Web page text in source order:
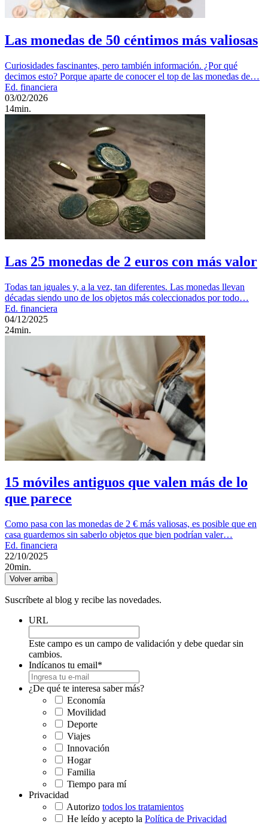
Las monedas de 50 céntimos más valiosas
Curiosidades fascinantes, pero también información. ¿Por qué
decimos esto? Porque aparte de conocer el top de las monedas de…
Ed. financiera
03/02/2026
14min.
Las 25 monedas de 2 euros con más valor
Todas tan iguales y, a la vez, tan diferentes. Las monedas llevan
décadas siendo uno de los objetos más coleccionados por todo…
Ed. financiera
04/12/2025
24min.
15 móviles antiguos que valen más de lo
que parece
Como pasa con las monedas de 2 € más valiosas, es posible que en
casa guardemos sin saberlo objetos que bien podrían valer…
Ed. financiera
22/10/2025
20min.
Volver arriba
Suscríbete al blog y recibe las novedades.
URL
Este campo es un campo de validación y debe quedar sin
cambios.
Indícanos tu email*
¿De qué te interesa saber más?
Economía
Movilidad
Deporte
Viajes
Innovación
Hogar
Familia
Tiempo para mí
Privacidad
Autorizo todos los tratamientos
He leído y acepto la Política de Privacidad